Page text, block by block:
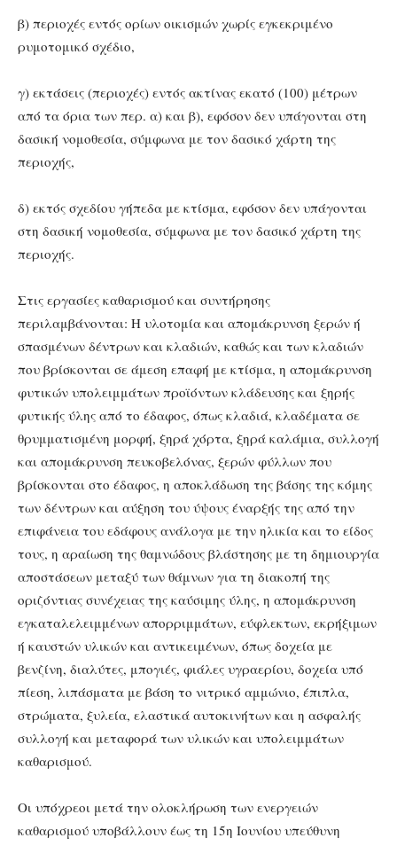
β) περιοχές εντός ορίων οικισμών χωρίς εγκεκριμένο
ρυμοτομικό σχέδιο,
γ) εκτάσεις (περιοχές) εντός ακτίνας εκατό (100) μέτρων
από τα όρια των περ. α) και β), εφόσον δεν υπάγονται στη
δασική νομοθεσία, σύμφωνα με τον δασικό χάρτη της
περιοχής,
δ) εκτός σχεδίου γήπεδα με κτίσμα, εφόσον δεν υπάγονται
στη δασική νομοθεσία, σύμφωνα με τον δασικό χάρτη της
περιοχής.
Στις εργασίες καθαρισμού και συντήρησης
περιλαμβάνονται: Η υλοτομία και απομάκρυνση ξερών ή
σπασμένων δέντρων και κλαδιών, καθώς και των κλαδιών
που βρίσκονται σε άμεση επαφή με κτίσμα, η απομάκρυνση
φυτικών υπολειμμάτων προϊόντων κλάδευσης και ξηρής
φυτικής ύλης από το έδαφος, όπως κλαδιά, κλαδέματα σε
θρυμματισμένη μορφή, ξηρά χόρτα, ξηρά καλάμια, συλλογή
και απομάκρυνση πευκοβελόνας, ξερών φύλλων που
βρίσκονται στο έδαφος, η αποκλάδωση της βάσης της κόμης
των δέντρων και αύξηση του ύψους έναρξής της από την
επιφάνεια του εδάφους ανάλογα με την ηλικία και το είδος
τους, η αραίωση της θαμνώδους βλάστησης με τη δημιουργία
αποστάσεων μεταξύ των θάμνων για τη διακοπή της
οριζόντιας συνέχειας της καύσιμης ύλης, η απομάκρυνση
εγκαταλελειμμένων απορριμμάτων, εύφλεκτων, εκρήξιμων
ή καυστών υλικών και αντικειμένων, όπως δοχεία με
βενζίνη, διαλύτες, μπογιές, φιάλες υγραερίου, δοχεία υπό
πίεση, λιπάσματα με βάση το νιτρικό αμμώνιο, έπιπλα,
στρώματα, ξυλεία, ελαστικά αυτοκινήτων και η ασφαλής
συλλογή και μεταφορά των υλικών και υπολειμμάτων
καθαρισμού.
Οι υπόχρεοι μετά την ολοκλήρωση των ενεργειών
καθαρισμού υποβάλλουν έως τη 15η Ιουνίου υπεύθυνη